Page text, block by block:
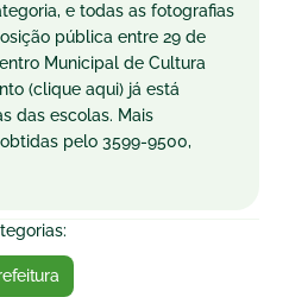
e todas as fotografias
pública entre 29 de
Municipal de Cultura
(clique aqui) já está
das escolas. Mais
pelo 3599-9500,